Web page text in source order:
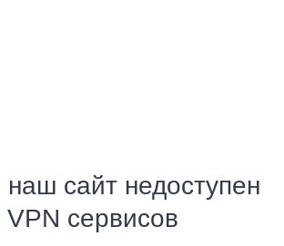
сайт недоступен
сервисов